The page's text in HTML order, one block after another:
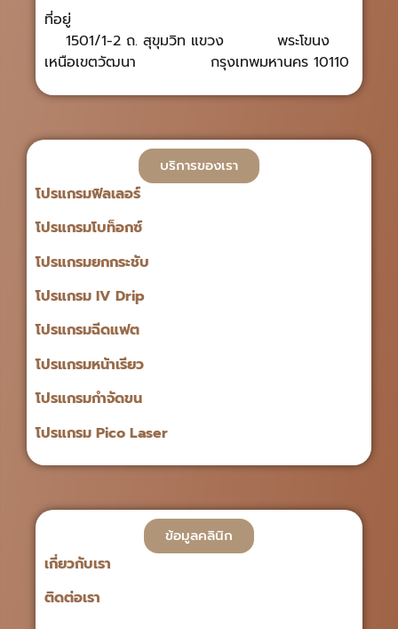
ที่อยู่
1501/1-2 ถ. สุขุมวิท แขวง พระโขนง
เหนือเขตวัฒนา กรุงเทพมหานคร 10110
บริการของเรา
โปรแกรมฟิลเลอร์
โปรแกรมโบท็อกซ์
โปรแกรมยกกระชับ
โปรแกรม IV Drip
โปรแกรมฉีดแฟต
โปรแกรมหน้าเรียว
โปรแกรมกำจัดขน
โปรแกรม Pico Laser
ข้อมูลคลินิก
เกี่ยวกับเรา
ติดต่อเรา